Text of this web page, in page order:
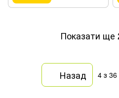
Показати ще
Назад 4 з 36